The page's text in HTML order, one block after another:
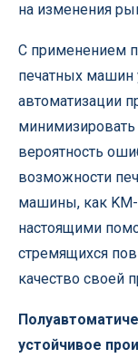
на изменения
С применением
печатных машин
автоматизации
минимизировать
вероятность
возможности
машины, как KM-
настоящими
стремящихся
качество своей
устойчивое